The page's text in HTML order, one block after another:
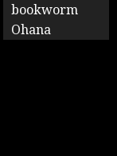
bookworm
Ohana